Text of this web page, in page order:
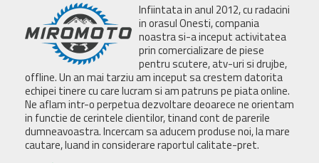
Infiintata in anul 2012, cu radacini
in orasul Onesti, compania
noastra si-a inceput activitatea
prin comercializare de piese
pentru scutere, atv-uri si drujbe,
offline. Un an mai tarziu am inceput sa crestem datorita
echipei tinere cu care lucram si am patruns pe piata online.
Ne aflam intr-o perpetua dezvoltare deoarece ne orientam
in functie de cerintele clientilor, tinand cont de parerile
dumneavoastra. Incercam sa aducem produse noi, la mare
cautare, luand in considerare raportul calitate-pret.